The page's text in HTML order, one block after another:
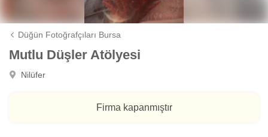
Düğün Fotoğrafçıları Bursa
Mutlu Düşler Atölyesi
Nilüfer
Firma kapanmıştır